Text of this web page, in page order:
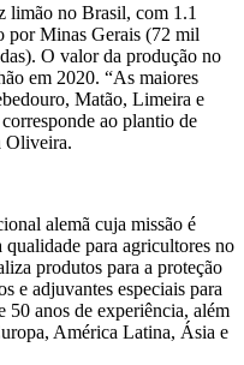
limão no Brasil, com 1.1
por Minas Gerais (72 mil
O valor da produção no
em 2020. “As maiores
Matão, Limeira e
ao plantio de
Oliveira.
alemã cuja missão é
para agricultores no
produtos para a proteção
e adjuvantes especiais para
50 anos de experiência, além
América Latina, Ásia e